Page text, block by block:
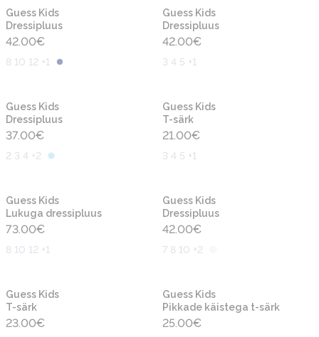
Guess Kids
Dressipluus
42.00€
8 10 12 +1
Guess Kids
Dressipluus
42.00€
3 4 5 +1
Guess Kids
Dressipluus
37.00€
2 3 4 +2
Guess Kids
T-särk
21.00€
3 4 5 +1
Guess Kids
Lukuga dressipluus
73.00€
8 10 12 +1
Guess Kids
Dressipluus
42.00€
7 8 10 +2
Guess Kids
T-särk
23.00€
Guess Kids
Pikkade käistega t-särk
25.00€